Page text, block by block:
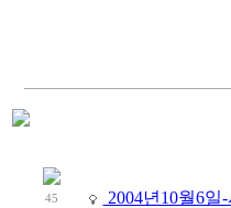
45 2004년10월6